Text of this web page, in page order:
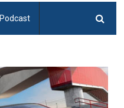
Podcast